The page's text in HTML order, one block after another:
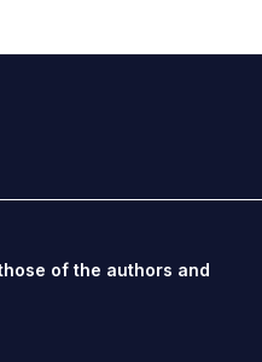
of the authors and